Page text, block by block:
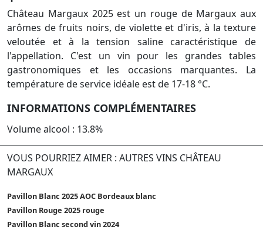
Château Margaux 2025 est un rouge de Margaux aux
arômes de fruits noirs, de violette et d'iris, à la texture
veloutée et à la tension saline caractéristique de
l'appellation. C'est un vin pour les grandes tables
gastronomiques et les occasions marquantes. La
température de service idéale est de 17-18 °C.
INFORMATIONS COMPLÉMENTAIRES
Volume alcool : 13.8%
VOUS POURRIEZ AIMER : AUTRES VINS CHÂTEAU
MARGAUX
Pavillon Blanc 2025 AOC Bordeaux blanc
Pavillon Rouge 2025 rouge
Pavillon Blanc second vin 2024